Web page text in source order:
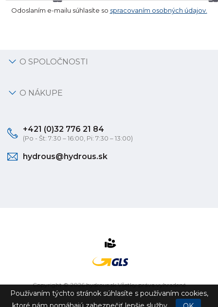
Odoslaním e-mailu súhlasíte so spracovaním osobných údajov.
O SPOLOČNOSTI
O NÁKUPE
+421 (0)32 776 21 84
(Po - Št: 7:30 – 16:00, Pi: 7:30 – 13:00)
hydrous@hydrous.sk
Copyright © 2026 hydrous.sk Všetky práva vyhradené
eshop na mieruvytvorilovibration.sk
Používaním týchto stránok súhlasíte s používaním cookies,